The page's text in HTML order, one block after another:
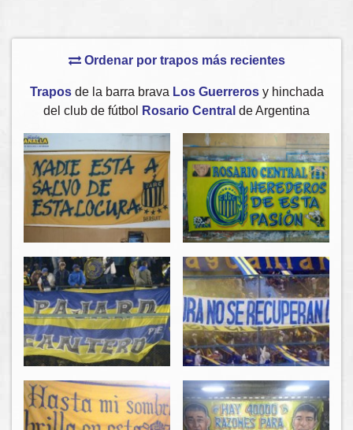
Ordenar por trapos más recientes
Traposde la barra brava Los Guerrerosy hinchada
del club de fútbol
Rosario Central de Argentina